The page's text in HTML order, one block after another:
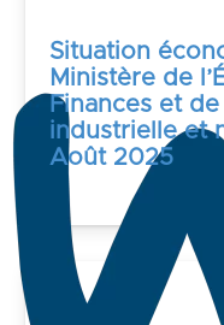
Situation
Ministère de
Finances et
industrielle et
Août 2025